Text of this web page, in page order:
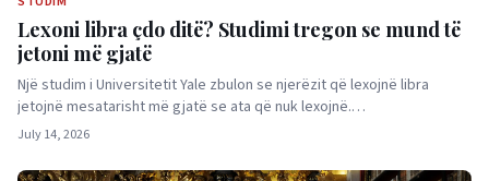
Lexoni libra çdo ditë? Studimi tregon se mund të
jetoni më gjatë
Një studim i Universitetit Yale zbulon se njerëzit që lexojnë libra
jetojnë mesatarisht më gjatë se ata që nuk lexojnë.…
July 14, 2026